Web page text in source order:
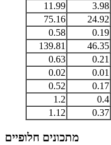
3.98
11.99
24.92
75.16
0.19
0.58
46.35
139.81
0.21
0.63
0.01
0.02
0.17
0.52
0.4
1.2
0.37
1.12
מתכונים חלופיים